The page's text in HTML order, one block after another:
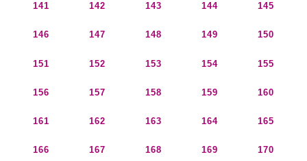
141 142 143 144 145
146 147 148 149 150
151 152 153 154 155
156 157 158 159 160
161 162 163 164 165
166 167 168 169 170